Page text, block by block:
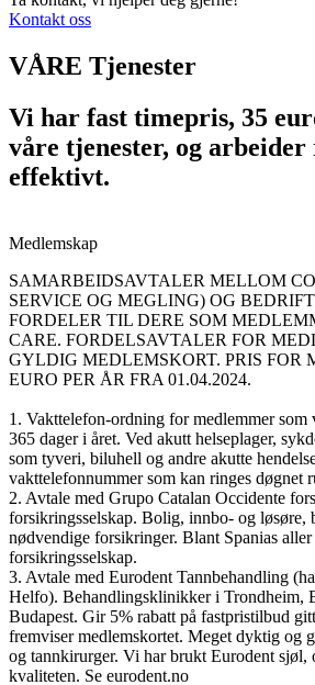
Kontakt oss
VÅRE Tjenester
Vi har fast timepris, 35
våre tjenester, og arbeider
effektivt.
Medlemskap
SAMARBEIDSAVTALER MELLOM
SERVICE OG MEGLING) OG
FORDELER TIL DERE SOM
CARE. FORDELSAVTALER FOR
GYLDIG MEDLEMSKORT. PRIS FOR
EURO PER ÅR FRA 01.04.2024.
1. Vakttelefon-ordning for medlemmer
365 dager i året. Ved akutt helseplager,
som tyveri, biluhell og andre akutte
vakttelefonnummer som kan ringes døgnet
2. Avtale med Grupo Catalan Occidente
forsikringsselskap. Bolig, innbo- og løsøre,
nødvendige forsikringer. Blant Spanias aller
forsikringsselskap.
3. Avtale med Eurodent Tannbehandling
Helfo). Behandlingsklinikker i Trondheim,
Budapest. Gir 5% rabatt på fastpristilbud
fremviser medlemskortet. Meget dyktig og
og tannkirurger. Vi har brukt Eurodent sjøl,
kvaliteten. Se eurodent.no